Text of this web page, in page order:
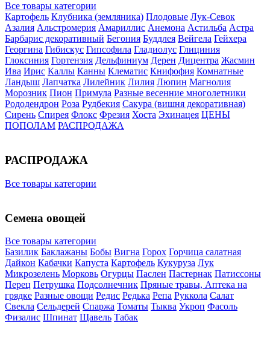
Все товары категории
Картофель Клубника (земляника) Плодовые Лук-Севок
Азалия Альстромерия Амариллис Анемона Астильба Астра
Барбарис декоративный Бегония Буддлея Вейгела Гейхера
Георгина Гибискус Гипсофила Гладиолус Глициния
Глоксиния Гортензия Дельфиниум Дерен Дицентра Жасмин
Ива Ирис Каллы Канны Клематис Книфофия Комнатные
Ландыш Лапчатка Лилейник Лилия Люпин Магнолия
Морозник Пион Примула Разные весенние многолетники
Рододендрон Роза Рудбекия Сакура (вишня декоративная)
Сирень Спирея Флокс Фрезия Хоста Эхинацея ЦЕНЫ
ПОПОЛАМ РАСПРОДАЖА
РАСПРОДАЖА
Все товары категории
Семена овощей
Все товары категории
Базилик Баклажаны Бобы Вигна Горох Горчица салатная
Дайкон Кабачки Капуста Картофель Кукуруза Лук
Микрозелень Морковь Огурцы Паслен Пастернак Патиссоны
Перец Петрушка Подсолнечник Пряные травы, Аптека на
грядке Разные овощи Редис Редька Репа Руккола Салат
Свекла Сельдерей Спаржа Томаты Тыква Укроп Фасоль
Физалис Шпинат Щавель Табак